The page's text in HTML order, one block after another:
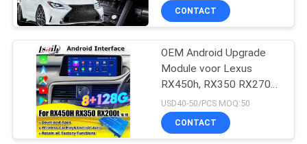
CONTACT
OEM Android Upgrade
Module voor Lexus
RX450h, RX350 RX270
2016-2021 Integratie
Draadloze CarPlay,
Android Auto, YouTube,
USD40-50/PCS MOQ:50
CONTACT